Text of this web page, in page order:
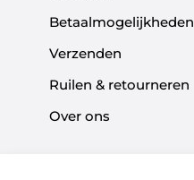
Betaalmogelijkheden
Verzenden
Ruilen & retourneren
Over ons